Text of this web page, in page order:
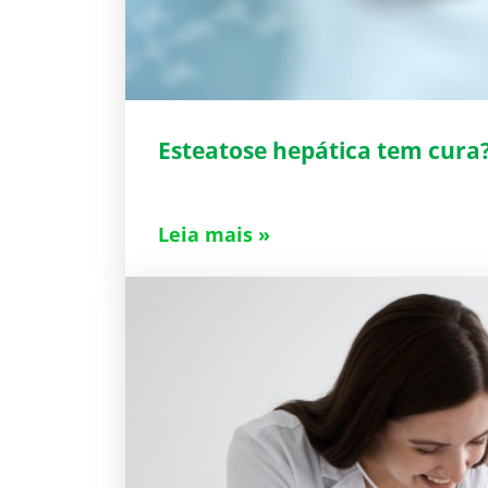
Esteatose hepática tem
Leia mais »